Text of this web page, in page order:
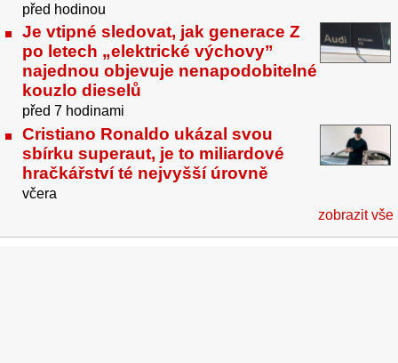
před hodinou
Je vtipné sledovat, jak generace Z
po letech „elektrické výchovy”
najednou objevuje nenapodobitelné
kouzlo dieselů
před 7 hodinami
Cristiano Ronaldo ukázal svou
sbírku superaut, je to miliardové
hračkářství té nejvyšší úrovně
včera
zobrazit vše